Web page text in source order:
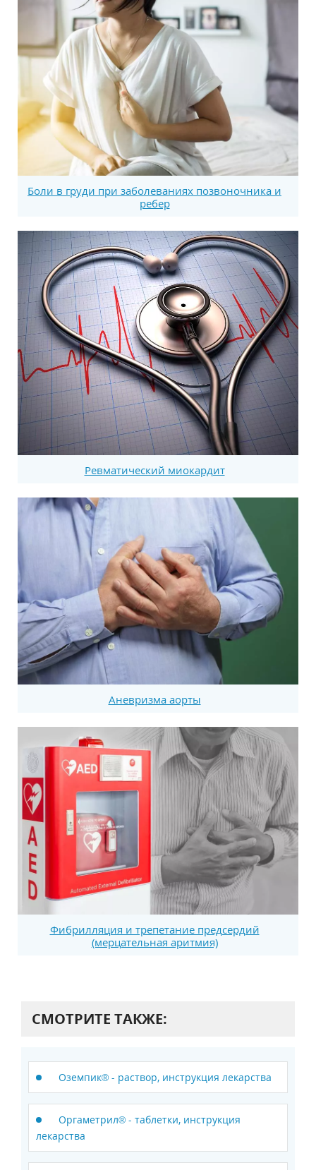
Боли в груди при заболеваниях позвоночника и
ребер
Ревматический миокардит
Аневризма аорты
Фибрилляция и трепетание предсердий
(мерцательная аритмия)
СМОТРИТЕ ТАКЖЕ:
Оземпик® - раствор, инструкция лекарства
Оргаметрил® - таблетки, инструкция
лекарства